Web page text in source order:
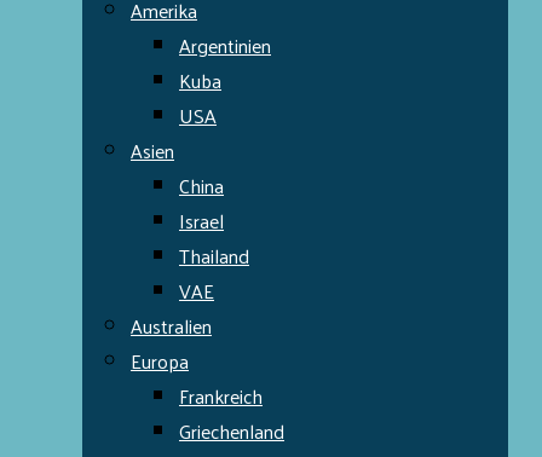
Amerika
Argentinien
Kuba
USA
Asien
China
Israel
Thailand
VAE
Australien
Europa
Frankreich
Griechenland